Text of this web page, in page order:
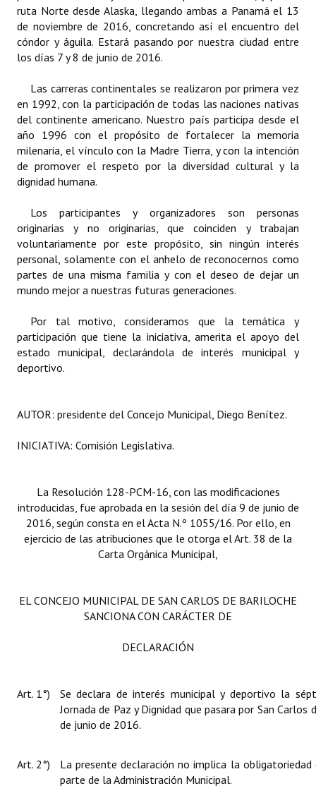
Actas de Audiencias Públicas
NORMATIVA
Declaraciones
Resoluciones
Resoluciones de Presidencia
INSTITUCIONAL
Antiguos Pobladores
Noticias Destacadas
Registros y Distinciones
Premio al Mérito - Registro
Audiencias Públicas - Registro
Periodistas Decanos - Registro
Ciudadano Ilustre - Registro
Huéspedes de Honor - Registro
Antiguos Pobladores - Registro
Bariloche, Municipio intercultural
Entrega de distinciones
REFORMA DE LA CARTA ORGÁNICA
ruta Norte desde Alaska, llegando ambas a Panamá el 13
de noviembre de 2016, concretando así el encuentro del
cóndor y águila. Estará pasando por nuestra ciudad entre
los días 7 y 8 de junio de 2016.
Las carreras continentales se realizaron por primera vez
en 1992, con la participación de todas las naciones nativas
del continente americano. Nuestro país participa desde el
año 1996 con el propósito de fortalecer la memoria
milenaria, el vínculo con la Madre Tierra, y con la intención
de promover el respeto por la diversidad cultural y la
dignidad humana.
Los participantes y organizadores son personas
originarias y no originarias, que coinciden y trabajan
voluntariamente por este propósito, sin ningún interés
personal, solamente con el anhelo de reconocernos como
partes de una misma familia y con el deseo de dejar un
mundo mejor a nuestras futuras generaciones.
Por tal motivo, consideramos que la temática y
participación que tiene la iniciativa, amerita el apoyo del
estado municipal, declarándola de interés municipal y
deportivo.
AUTOR: presidente del Concejo Municipal, Diego Benítez.
INICIATIVA: Comisión Legislativa.
La Resolución 128-PCM-16, con las modificaciones
introducidas, fue aprobada en la sesión del día 9 de junio de
2016, según consta en el Acta N.º 1055/16. Por ello, en
ejercicio de las atribuciones que le otorga el Art. 38 de la
Carta Orgánica Municipal,
EL CONCEJO MUNICIPAL DE SAN CARLOS DE BARILOCHE
SANCIONA CON CARÁCTER DE
DECLARACIÓN
Art. 1°)
Se declara de interés municipal y deportivo la
Jornada de Paz y Dignidad que pasara por San
de junio de 2016.
Art. 2°)
La presente declaración no implica la
parte de la Administración Municipal.